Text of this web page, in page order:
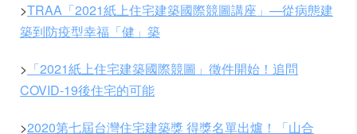
>TRAA「2021紙上住宅建築國際競圖講座」—從病態建
築到防疫型幸福「健」築
> 「2021紙上住宅建築國際競圖」徵件開始！追問
COVID-19後住宅的可能
>2020第七屆台灣住宅建築獎 得獎名單出爐！「山合